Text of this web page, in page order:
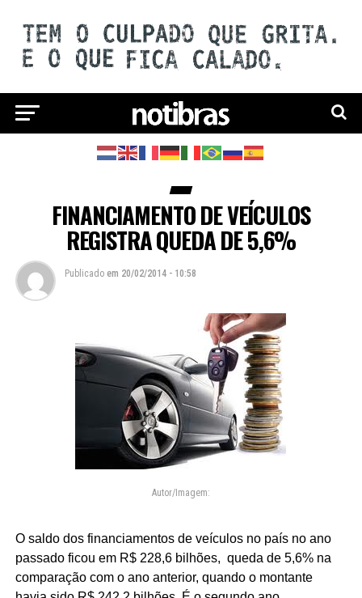
FINANCIAMENTO DE VEÍCULOS
REGISTRA QUEDA DE 5,6%
Publicado em 20/02/2014 - 10:58
Autor/Imagem:
O saldo dos financiamentos de veículos no país no ano
passado ficou em R$ 228,6 bilhões, queda de 5,6% na
comparação com o ano anterior, quando o montante